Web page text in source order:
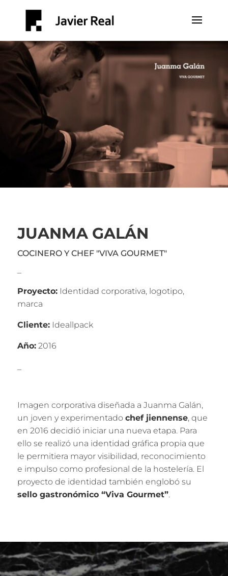
JUANMA GALÁN
COCINERO Y CHEF "VIVA GOURMET"
Proyecto:Identidad corporativa, logotipo,
marca
Cliente:Ideallpack
Año:2016
Imagen corporativa diseñada a Juanma Galán,
un joven y experimentado chef jiennense, que
en 2016 decidió iniciar una nueva etapa. Para
ello se realizó una identidad gráfica propia que
le permitiera mayor visibilidad, reconocimiento
e impulso como profesional de la hostelería. El
proyecto de identidad también englobó su
sello gastronómico “Viva Gourmet”.